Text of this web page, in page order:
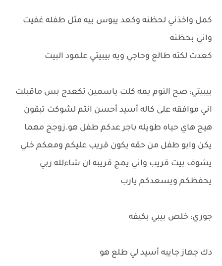
كمل واخذني لحظنه وكعد يبوس بيه مثل طفله غفيت
واني بحظنه
كعدت لكته طالع وحاجي ويه بيبيتي علمود البيت
بيبيتي: صح النوم يمه كلت ياسمين تكعدج بس ماقبلت
اني موافقه على كاله أسيد أحسن انتم لشوكت تبقون
هيج هاي حياه طويله باجر عدكم طفل هو.زوجج مهما
يكن وابو طفل من حقه يكون قريب عليكم ومعكم خلي
يشوف بيت قريب واني يمج قريبه ان شاءلله ربي
يحفظكم ويسعدكم يارب
جوري: خلص بيبي بكيفه
دك جهاز جايبه أسيد لي طلع هو